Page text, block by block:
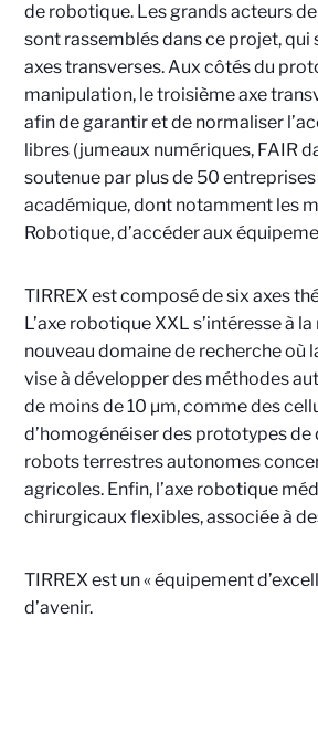
de robotique. Les grands acteurs
sont rassemblés dans ce projet,
axes transverses. Aux côtés du
manipulation, le troisième axe
afin de garantir et de normaliser
libres (jumeaux numériques, FAIR
soutenue par plus de 50
académique, dont notamment les
Robotique, d’accéder aux
TIRREX est composé de six axes
L’axe robotique XXL s’intéresse à
nouveau domaine de recherche où
vise à développer des méthodes
de moins de 10 µm, comme des
d’homogénéiser des prototypes de
robots terrestres autonomes
agricoles. Enfin, l’axe robotique
chirurgicaux flexibles, associée à
TIRREX est un « équipement
d’avenir.